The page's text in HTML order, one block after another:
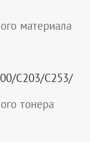
материала
C203/C253/
тонера